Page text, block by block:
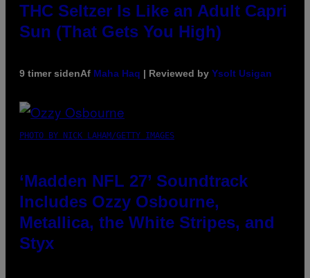
THC Seltzer Is Like an Adult Capri
Sun (That Gets You High)
9 timer sidenAf Maha Haq | Reviewed by Ysolt Usigan
PHOTO BY NICK LAHAM/GETTY IMAGES
‘Madden NFL 27’ Soundtrack
Includes Ozzy Osbourne,
Metallica, the White Stripes, and
Styx